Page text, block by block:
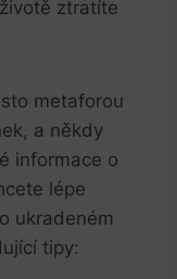
ztratíte
metaforou
a někdy
informace o
lépe
ukradeném
tipy: